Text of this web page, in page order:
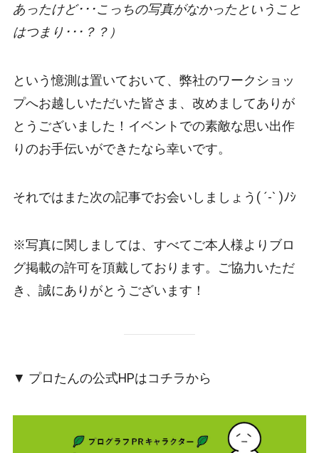
あったけど･･･こっちの写真がなかったということ
はつまり･･･？？）
という憶測は置いておいて、弊社のワークショッ
プへお越しいただいた皆さま、改めましてありが
とうございました！イベントでの素敵な思い出作
りのお手伝いができたなら幸いです。
それではまた次の記事でお会いしましょう( ´-` )ﾉｼ
※写真に関しましては、すべてご本人様よりブロ
グ掲載の許可を頂戴しております。ご協力いただ
き、誠にありがとうございます！
▼ プロたんの公式HPはコチラから